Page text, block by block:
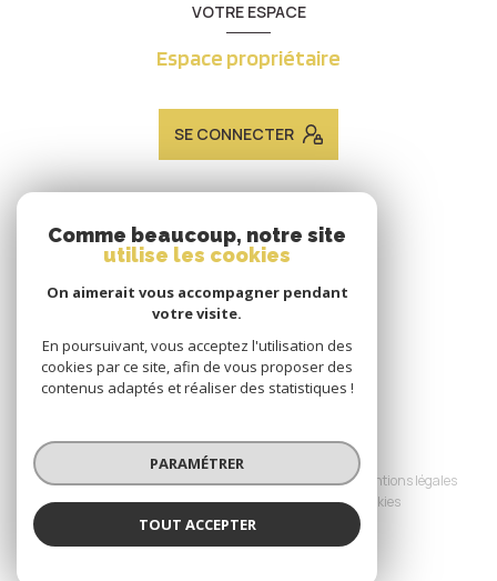
VOTRE ESPACE
Espace propriétaire
SE CONNECTER
ADHÉRENTS
Nous adhérons
Nos honoraires
Nos partenaires
Mentions légales
Admin
Politique RGPD Cookies
Réalisé par :
Comme beaucoup, notre site
utilise les cookies
On aimerait vous accompagner pendant
votre visite.
En poursuivant, vous acceptez l'utilisation des
cookies par ce site, afin de vous proposer des
contenus adaptés et réaliser des statistiques !
PARAMÉTRER
TOUT ACCEPTER